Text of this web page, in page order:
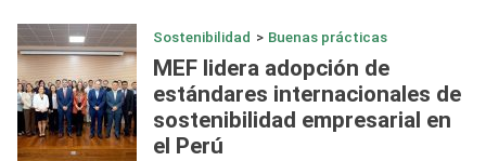
Sostenibilidad > Buenas prácticas
MEF lidera adopción de
estándares internacionales de
sostenibilidad empresarial en
el Perú